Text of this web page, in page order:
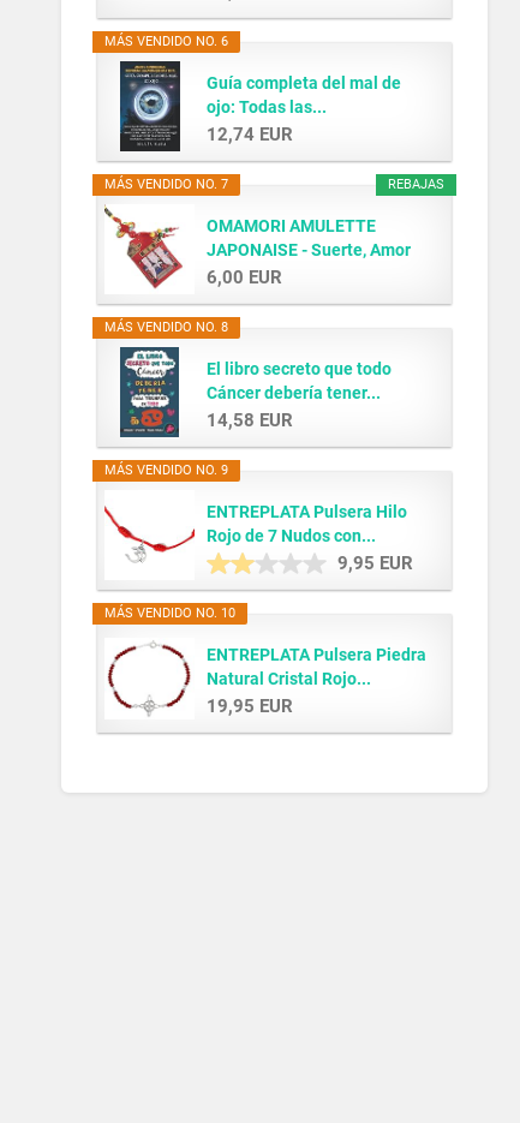
MÁS VENDIDO NO. 6
Guía completa del mal de
ojo: Todas las...
12,74 EUR
REBAJAS
MÁS VENDIDO NO. 7
OMAMORI AMULETTE
JAPONAISE - Suerte, Amor
y...
6,00 EUR
MÁS VENDIDO NO. 8
El libro secreto que todo
Cáncer debería tener...
14,58 EUR
MÁS VENDIDO NO. 9
ENTREPLATA Pulsera Hilo
Rojo de 7 Nudos con...
9,95 EUR
MÁS VENDIDO NO. 10
ENTREPLATA Pulsera Piedra
Natural Cristal Rojo...
19,95 EUR